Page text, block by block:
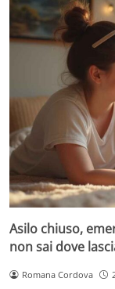
Asilo chiuso,
non sai dove
Romana Cordova